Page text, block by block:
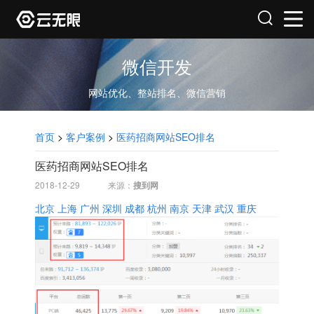
微信开发
网站优化、整站排名、微信营销
首页 > 客户案例 > 医药招商网站SEO排名
医药招商网站SEO排名
2018-12-29 来源： 搜到网
北京 上海 广州 深圳 成都 杭州 南京 天津 武汉 重庆